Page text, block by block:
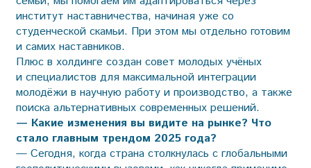
институт наставничества, начиная уже со
студенческой скамьи. При этом мы отдельно готовим
и самих наставников.
Плюс в холдинге создан совет молодых учёных
и специалистов для максимальной интеграции
молодёжи в научную работу и производство, а также
поиска альтернативных современных решений.
— Какие изменения вы видите на рынке? Что
стало главным трендом 2025 года?
— Сегодня, когда страна столкнулась с глобальными